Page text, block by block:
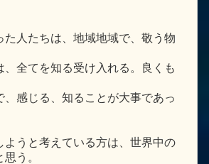
た人たちは、地域地域で、敬う物
、全てを知る受け入れる。良くも
、感じる、知ることが大事であっ
ようと考えている方は、世界中の
う。